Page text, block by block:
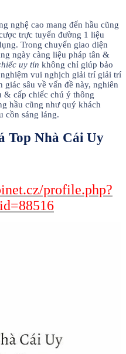
nghệ cao mang đến hầu cũng
trực tuyến đường 1 liệu
Trong chuyển giao diện
ngày càng liệu pháp tân &
uy tín không chỉ giúp bảo
vui nghịch giải trí giải trí
sâu về vấn đề này, nghiên
& cấp chiếc chú ý thông
hầu cũng như quý khách
cồn sáng láng.
Top Nhà Cái Uy
profile.php?